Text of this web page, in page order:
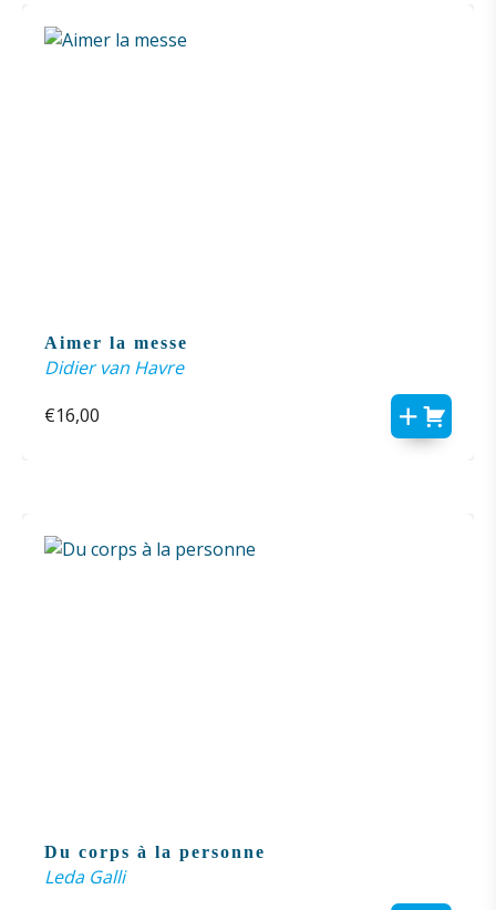
Aimer la messe
Didier van Havre
€16,00
Du corps à la personne
Leda Galli